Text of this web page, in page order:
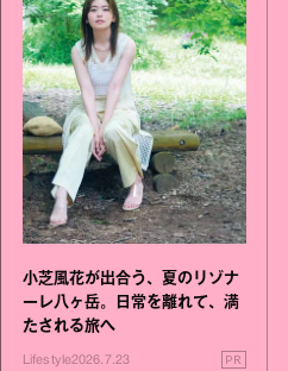
小芝風花が出合う、夏のリゾナ
ーレ八ヶ岳。日常を離れて、満
たされる旅へ
Lifestyle2026.7.23 PR